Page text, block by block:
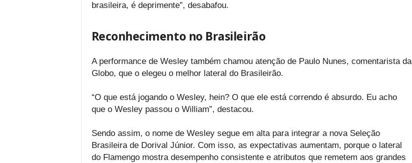
brasileira, é deprimente”, desabafou.
Reconhecimento no Brasileirão
A performance de Wesley também chamou atenção de Paulo Nunes, comentarista da
Globo, que o elegeu o melhor lateral do Brasileirão.
“O que está jogando o Wesley, hein? O que ele está correndo é absurdo. Eu acho
que o Wesley passou o William”, destacou.
Sendo assim, o nome de Wesley segue em alta para integrar a nova Seleção
Brasileira de Dorival Júnior. Com isso, as expectativas aumentam, porque o lateral
do Flamengo mostra desempenho consistente e atributos que remetem aos grandes